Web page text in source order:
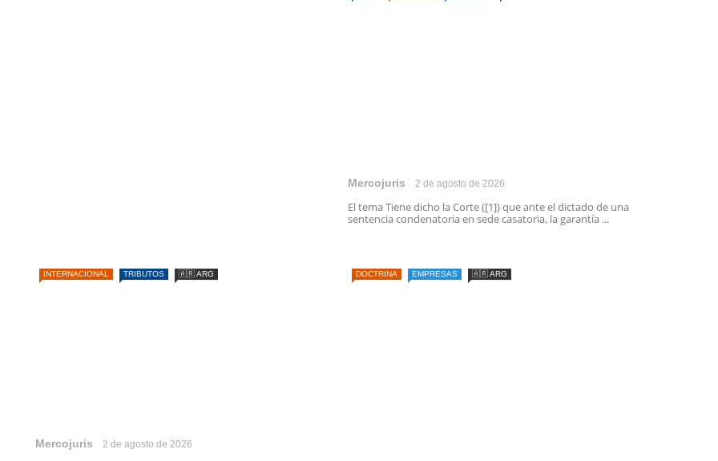
Mercojuris 2 de agosto de 2026
El tema Tiene dicho la Corte ([1]) que ante el dictado de una
sentencia condenatoria en sede casatoria, la garantía ...
INTERNACIONAL TRIBUTOS 🇦🇷 ARG
Mercojuris 2 de agosto de 2026
DOCTRINA EMPRESAS 🇦🇷 ARG